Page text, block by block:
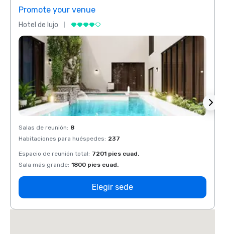
Promote your venue
Hotel de lujo
Salas de reunión: 8
Habitaciones para huéspedes: 237
Espacio de reunión total: 7201 pies cuad.
Sala más grande: 1800 pies cuad.
Elegir sede